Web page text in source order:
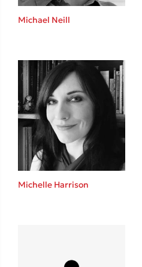
Η
Δημοφιλείς Συγγραφείς
Φυστίκι ΠουΚυλάει
Παύλος Καστανάς
El Sombrero
Michael Neill
Michelle Harrison